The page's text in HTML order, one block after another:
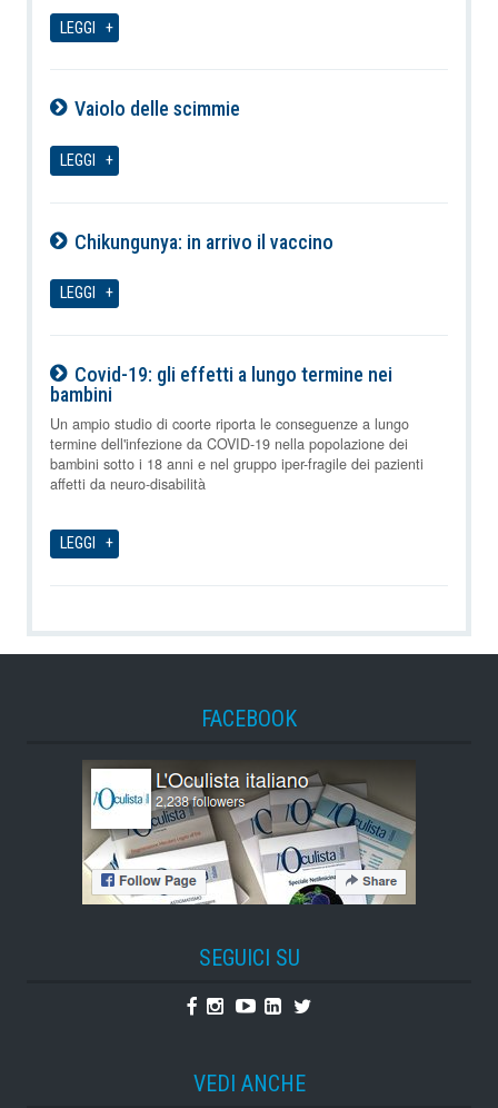
LEGGI
Vaiolo delle scimmie
LEGGI
Chikungunya: in arrivo il vaccino
LEGGI
Covid-19: gli effetti a lungo termine nei
bambini
10-08-2026
Un ampio studio di coorte riporta le conseguenze a lungo
termine dell'infezione da COVID-19 nella popolazione dei
bambini sotto i 18 anni e nel gruppo iper-fragile dei pazienti
affetti da neuro-disabilità
LEGGI
FACEBOOK
SEGUICI SU
Facebook
Instagram
YoutubeLinkedin
Twitter
VEDI ANCHE